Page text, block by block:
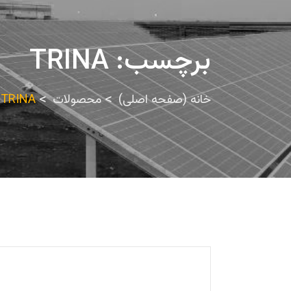
برچسب:TRINA
خانه (صفحه اصلی) محصولات TRINA